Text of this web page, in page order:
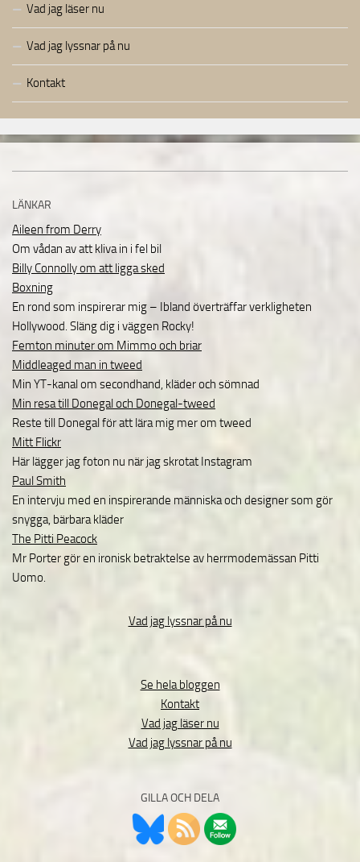
Vad jag läser nu
Vad jag lyssnar på nu
Kontakt
LÄNKAR
Aileen from Derry
Om vådan av att kliva in i fel bil
Billy Connolly om att ligga sked
Boxning
En rond som inspirerar mig – Ibland överträffar verkligheten
Hollywood. Släng dig i väggen Rocky!
Femton minuter om Mimmo och briar
Middleaged man in tweed
Min YT-kanal om secondhand, kläder och sömnad
Min resa till Donegal och Donegal-tweed
Reste till Donegal för att lära mig mer om tweed
Mitt Flickr
Här lägger jag foton nu när jag skrotat Instagram
Paul Smith
En intervju med en inspirerande människa och designer som gör
snygga, bärbara kläder
The Pitti Peacock
Mr Porter gör en ironisk betraktelse av herrmodemässan Pitti
Uomo.
Vad jag lyssnar på nu
Se hela bloggen
Kontakt
Vad jag läser nu
Vad jag lyssnar på nu
GILLA OCH DELA